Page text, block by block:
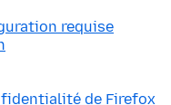
requise
de Firefox